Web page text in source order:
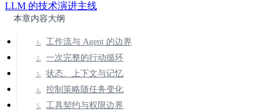
LLM 的技术演进主线
本章内容大纲
工作流与 Agent 的边界
一次完整的行动循环
状态、上下文与记忆
控制策略随任务变化
工具契约与权限边界